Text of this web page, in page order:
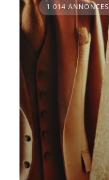
1 014 ANNONCES